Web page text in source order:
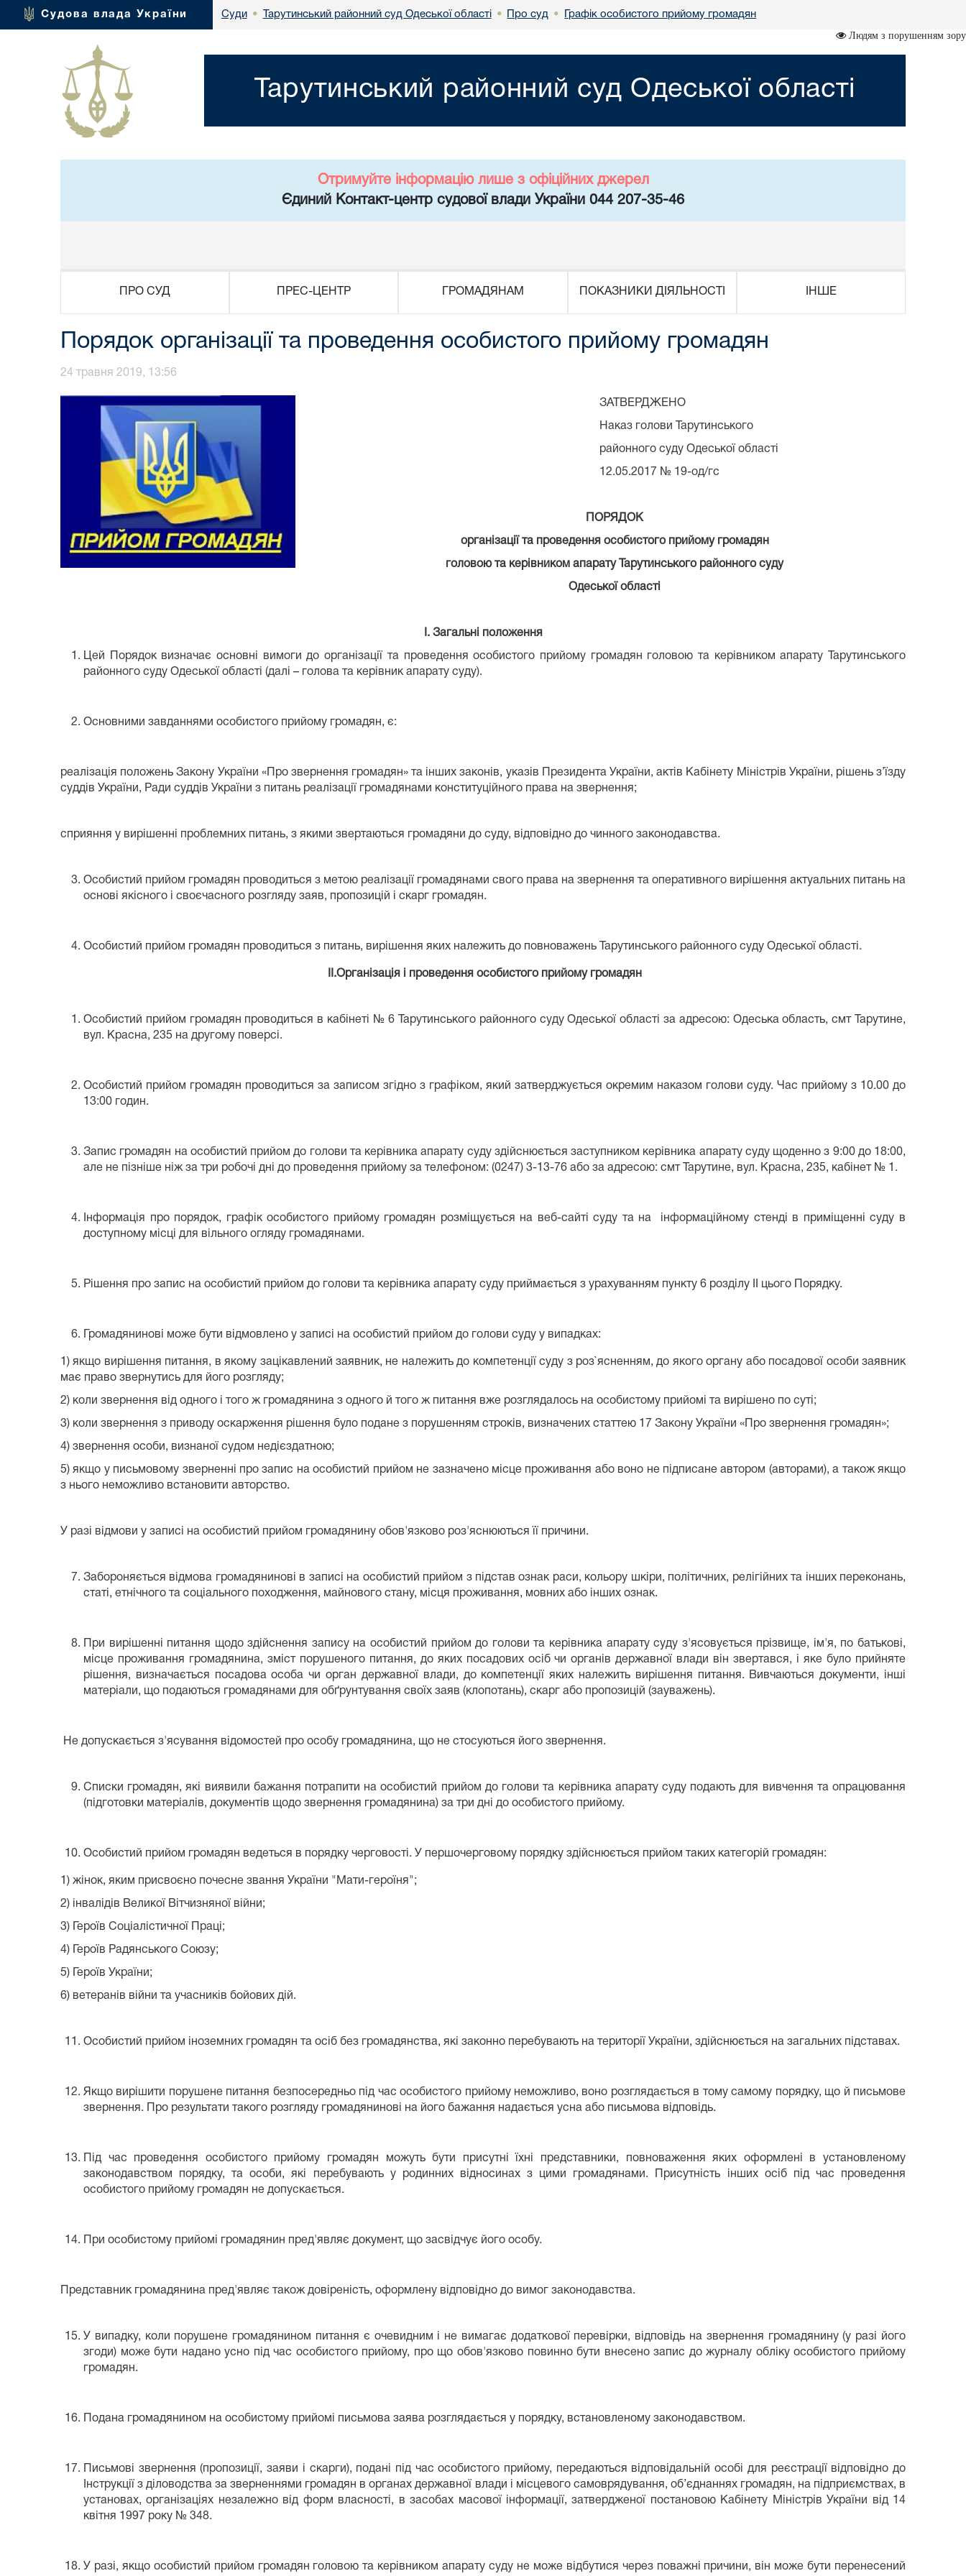
Судова влада України Суди • Тарутинський районний суд Одеської області • Про суд • Графік особистого прийому громадян
Людям з порушенням зору
Тарутинський районний суд Одеської області
Отримуйте інформацію лише з офіційних джерел
Єдиний Контакт-центр судової влади України 044 207-35-46
ПРО СУД ПРЕС-ЦЕНТР ГРОМАДЯНАМ ПОКАЗНИКИ ДІЯЛЬНОСТІ ІНШЕ
Порядок організації та проведення особистого прийому громадян
24 травня 2019, 13:56
ЗАТВЕРДЖЕНО
Наказ голови Тарутинського
районного суду Одеської області
12.05.2017 № 19-од/гс
ПОРЯДОК
організації та проведення особистого прийому громадян
головою та керівником апарату Тарутинського районного суду
Одеської області
I. Загальні положення
Цей Порядок визначає основні вимоги до організації та проведення особистого прийому громадян головою та керівником апарату Тарутинського
районного суду Одеської області (далі – голова та керівник апарату суду).
Основними завданнями особистого прийому громадян, є:
реалізація положень Закону України «Про звернення громадян» та інших законів, указів Президента України, актів Кабінету Міністрів України, рішень з’їзду
суддів України, Ради суддів України з питань реалізації громадянами конституційного права на звернення;
сприяння у вирішенні проблемних питань, з якими звертаються громадяни до суду, відповідно до чинного законодавства.
Особистий прийом громадян проводиться з метою реалізації громадянами свого права на звернення та оперативного вирішення актуальних питань на
основі якісного і своєчасного розгляду заяв, пропозицій і скарг громадян.
Особистий прийом громадян проводиться з питань, вирішення яких належить до повноважень Тарутинського районного суду Одеської області.
II.Організація і проведення особистого прийому громадян
Особистий прийом громадян проводиться в кабінеті № 6 Тарутинського районного суду Одеської області за адресою: Одеська область, смт Тарутине,
вул. Красна, 235 на другому поверсі.
Особистий прийом громадян проводиться за записом згідно з графіком, який затверджується окремим наказом голови суду. Час прийому з 10.00 до
13:00 годин.
Запис громадян на особистий прийом до голови та керівника апарату суду здійснюється заступником керівника апарату суду щоденно з 9:00 до 18:00,
але не пізніше ніж за три робочі дні до проведення прийому за телефоном: (0247) 3-13-76 або за адресою: смт Тарутине, вул. Красна, 235, кабінет № 1.
Інформація про порядок, графік особистого прийому громадян розміщується на веб-сайті суду та на інформаційному стенді в приміщенні суду в
доступному місці для вільного огляду громадянами.
Рішення про запис на особистий прийом до голови та керівника апарату суду приймається з урахуванням пункту 6 розділу ІІ цього Порядку.
Громадянинові може бути відмовлено у записі на особистий прийом до голови суду у випадках:
1) якщо вирішення питання, в якому зацікавлений заявник, не належить до компетенції суду з роз`ясненням, до якого органу або посадової особи заявник
має право звернутись для його розгляду;
2) коли звернення від одного і того ж громадянина з одного й того ж питання вже розглядалось на особистому прийомі та вирішено по суті;
3) коли звернення з приводу оскарження рішення було подане з порушенням строків, визначених статтею 17 Закону України «Про звернення громадян»;
4) звернення особи, визнаної судом недієздатною;
5) якщо у письмовому зверненні про запис на особистий прийом не зазначено місце проживання або воно не підписане автором (авторами), а також якщо
з нього неможливо встановити авторство.
У разі відмови у записі на особистий прийом громадянину обов'язково роз'яснюються її причини.
Забороняється відмова громадянинові в записі на особистий прийом з підстав ознак раси, кольору шкіри, політичних, релігійних та інших переконань,
статі, етнічного та соціального походження, майнового стану, місця проживання, мовних або інших ознак.
При вирішенні питання щодо здійснення запису на особистий прийом до голови та керівника апарату суду з'ясовується прізвище, ім'я, по батькові,
місце проживання громадянина, зміст порушеного питання, до яких посадових осіб чи органів державної влади він звертався, і яке було прийняте
рішення, визначається посадова особа чи орган державної влади, до компетенції яких належить вирішення питання. Вивчаються документи, інші
матеріали, що подаються громадянами для обґрунтування своїх заяв (клопотань), скарг або пропозицій (зауважень).
Не допускається з'ясування відомостей про особу громадянина, що не стосуються його звернення.
Списки громадян, які виявили бажання потрапити на особистий прийом до голови та керівника апарату суду подають для вивчення та опрацювання
(підготовки матеріалів, документів щодо звернення громадянина) за три дні до особистого прийому.
Особистий прийом громадян ведеться в порядку черговості. У першочерговому порядку здійснюється прийом таких категорій громадян:
1) жінок, яким присвоєно почесне звання України "Мати-героїня";
2) інвалідів Великої Вітчизняної війни;
3) Героїв Соціалістичної Праці;
4) Героїв Радянського Союзу;
5) Героїв України;
6) ветеранів війни та учасників бойових дій.
Особистий прийом іноземних громадян та осіб без громадянства, які законно перебувають на території України, здійснюється на загальних підставах.
Якщо вирішити порушене питання безпосередньо під час особистого прийому неможливо, воно розглядається в тому самому порядку, що й письмове
звернення. Про результати такого розгляду громадянинові на його бажання надається усна або письмова відповідь.
Під час проведення особистого прийому громадян можуть бути присутні їхні представники, повноваження яких оформлені в установленому
законодавством порядку, та особи, які перебувають у родинних відносинах з цими громадянами. Присутність інших осіб під час проведення
особистого прийому громадян не допускається.
При особистому прийомі громадянин пред'являє документ, що засвідчує його особу.
Представник громадянина пред'являє також довіреність, оформлену відповідно до вимог законодавства.
У випадку, коли порушене громадянином питання є очевидним і не вимагає додаткової перевірки, відповідь на звернення громадянину (у разі його
згоди) може бути надано усно під час особистого прийому, про що обов'язково повинно бути внесено запис до журналу обліку особистого прийому
громадян.
Подана громадянином на особистому прийомі письмова заява розглядається у порядку, встановленому законодавством.
Письмові звернення (пропозиції, заяви і скарги), подані під час особистого прийому, передаються відповідальній особі для реєстрації відповідно до
Інструкції з діловодства за зверненнями громадян в органах державної влади і місцевого самоврядування, об’єднаннях громадян, на підприємствах, в
установах, організаціях незалежно від форм власності, в засобах масової інформації, затвердженої постановою Кабінету Міністрів України від 14
квітня 1997 року № 348.
У разі, якщо особистий прийом громадян головою та керівником апарату суду не може відбутися через поважні причини, він може бути перенесений